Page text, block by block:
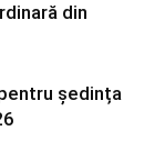
din
ședința